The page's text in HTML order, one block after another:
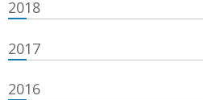
2018
2017
2016